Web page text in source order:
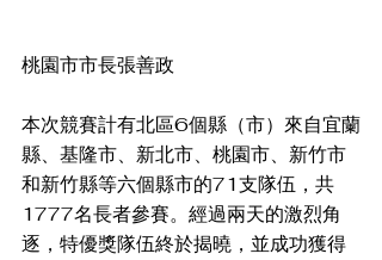
桃園市市長張善政
本次競賽計有北區6個縣（市）來自宜蘭
縣、基隆市、新北市、桃園市、新竹市
和新竹縣等六個縣市的71支隊伍，共
1777名長者參賽。經過兩天的激烈角
逐，特優獎隊伍終於揭曉，並成功獲得